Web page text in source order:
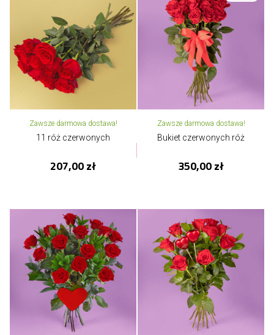
Zawsze darmowa dostawa!
11 róż czerwonych
207,00 zł
Zawsze darmowa dostawa!
Bukiet czerwonych róż
350,00 zł